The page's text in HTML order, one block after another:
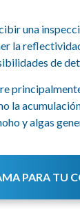
una
la
de
la
y algas
PARA TU